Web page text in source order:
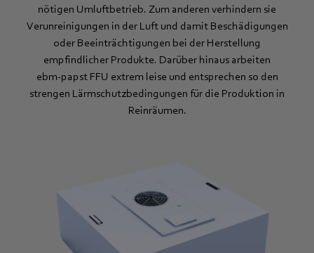
nötigen Umluftbetrieb. Zum anderen verhindern sie
Verunreinigungen in der Luft und damit Beschädigungen
oder Beeinträchtigungen bei der Herstellung
empfindlicher Produkte. Darüber hinaus arbeiten
ebm‑papst FFU extrem leise und entsprechen so den
strengen Lärmschutzbedingungen für die Produktion in
Reinräumen.